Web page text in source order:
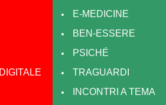
E-MEDICINE
BEN-ESSERE
PSICHÉ
TRAGUARDI
INCONTRI A TEMA